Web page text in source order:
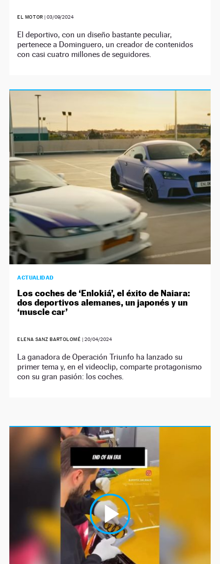
EL MOTOR | 03/09/2024
El deportivo, con un diseño bastante peculiar,
pertenece a Dominguero, un creador de contenidos
con casi cuatro millones de seguidores.
ACTUALIDAD
Los coches de ‘Enlokiá’, el éxito de Naiara:
dos deportivos alemanes, un japonés y un
‘muscle car’
ELENA SANZ BARTOLOMÉ | 20/04/2024
La ganadora de Operación Triunfo ha lanzado su
primer tema y, en el videoclip, comparte protagonismo
con su gran pasión: los coches.